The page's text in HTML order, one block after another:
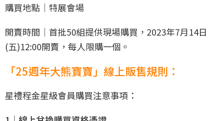
購買地點｜特展會場
開賣時間｜首批50組提供現場購買，2023年7月14日
(五)12:00開賣，每人限購一個。
「25週年大熊寶寶」線上販售規則：
星禮程金星級會員購買注意事項：